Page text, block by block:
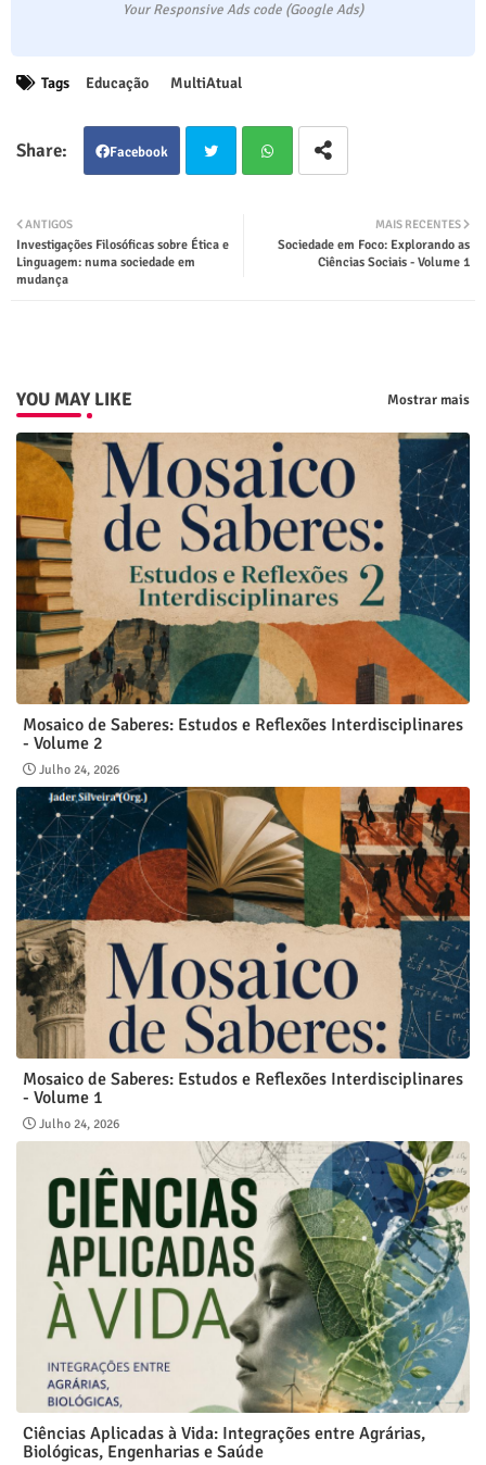
Your Responsive Ads code (Google Ads)
Tags Educação MultiAtual
Facebook
ter tsap
MAIS RECENTES
Sociedade em Foco: Explorando as
Ciências Sociais - Volume 1
ANTIGOS
Investigações Filosóficas sobre Ética e
Linguagem: numa sociedade em
mudança
YOU MAY LIKE Mostrar mais
Mosaico de Saberes: Estudos e Reflexões Interdisciplinares
- Volume 2
Julho 24, 2026
Mosaico de Saberes: Estudos e Reflexões Interdisciplinares
- Volume 1
Julho 24, 2026
Ciências Aplicadas à Vida: Integrações entre Agrárias,
Biológicas, Engenharias e Saúde